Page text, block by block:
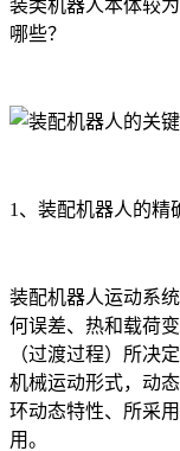
装类机器人本体较
哪些？
1、装配机器人的精
装配机器人运动系
何误差、热和载荷
（过渡过程）所决
机械运动形式，动
环动态特性、所采
用。